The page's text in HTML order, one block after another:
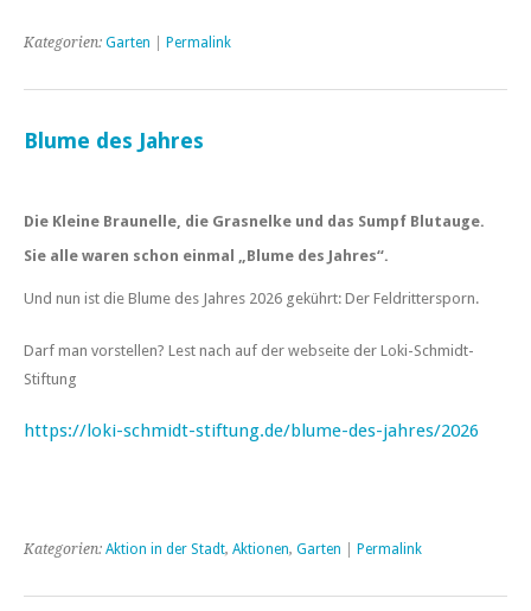
Kategorien: Garten Permalink
Blume des Jahres
Die Kleine Braunelle, die Grasnelke und das Sumpf Blutauge.
Sie alle waren schon einmal „Blume des Jahres“.
Und nun ist die Blume des Jahres 2026 gekührt: Der Feldrittersporn.
Darf man vorstellen? Lest nach auf der webseite der Loki-Schmidt-
Stiftung
https://loki-schmidt-stiftung.de/blume-des-jahres/2026
Kategorien: Aktion in der Stadt, Aktionen, Garten Permalink